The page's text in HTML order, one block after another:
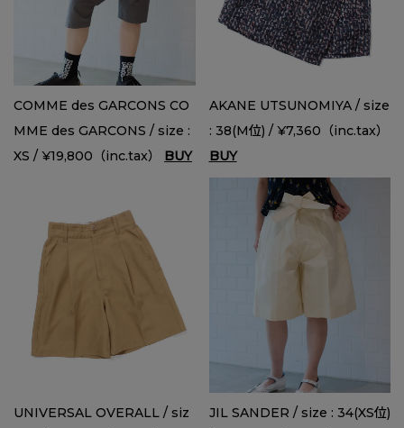
COMME des GARCONS CO
MME des GARCONS / size :
XS / ¥19,800（inc.tax） BUY
AKANE UTSUNOMIYA / size
: 38(M位) / ¥7,360（inc.tax）
BUY
UNIVERSAL OVERALL / siz
JIL SANDER / size : 34(XS位)